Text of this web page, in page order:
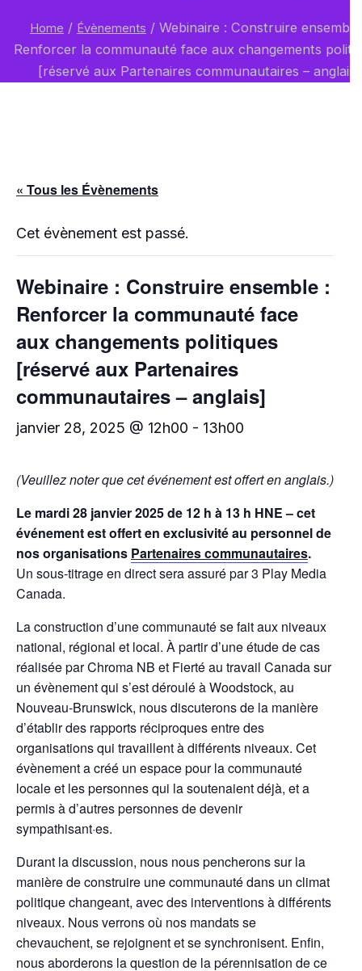
Home / Évènements / Webinaire : Construire
Renforcer la communauté face aux changements
[réservé aux Partenaires communautaires – anglais]
« Tous les Évènements
Cet évènement est passé.
Webinaire : Construire ensemble :
Renforcer la communauté face
aux changements politiques
[réservé aux Partenaires
communautaires – anglais]
janvier 28, 2025 @ 12h00 - 13h00
(Veuillez noter que cet événement est offert en anglais.)
Le mardi 28 janvier 2025 de 12 h à 13 h HNE – cet
événement est offert en exclusivité au personnel de
nos organisations Partenaires communautaires.
Un sous-titrage en direct sera assuré par 3 Play Media
Canada.
La construction d’une communauté se fait aux niveaux
national, régional et local. À partir d’une étude de cas
réalisée par Chroma NB et Fierté au travail Canada sur
un évènement qui s’est déroulé à Woodstock, au
Nouveau-Brunswick, nous discuterons de la manière
d’établir des rapports réciproques entre des
organisations qui travaillent à différents niveaux. Cet
évènement a créé un espace pour la communauté
locale et les personnes qui la soutenaient déjà, et a
permis à d’autres personnes de devenir
sympathisant·es.
Durant la discussion, nous nous pencherons sur la
manière de construire une communauté dans un climat
politique changeant, avec des interventions à différents
niveaux. Nous verrons où nos mandats se
chevauchent, se rejoignent et se synchronisent. Enfin,
nous aborderons la question de la pérennisation de ce